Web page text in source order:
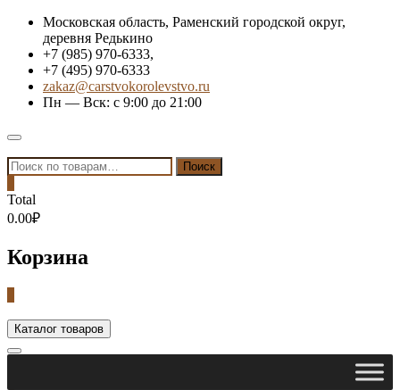
Skip
content
Московская область, Раменский городской округ,
деревня Редькино
+7 (985) 970-6333,
+7 (495) 970-6333
zakaz@carstvokorolevstvo.ru
Пн — Вск: с 9:00 до 21:00
Topbar
Menu
Искать: Поиск
Total
0.00₽
Корзина
Каталог товаров